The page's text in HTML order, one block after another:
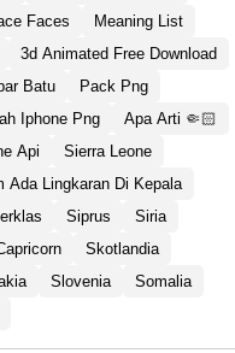
Faces
Meaning List
3d Animated Free Download
Batu
Pack Png
Iphone Png
Apa Arti 🤏🏻
Api
Sierra Leone
Ada Lingkaran Di Kepala
Siprus
Siria
Skotlandia
Slovenia
Somalia